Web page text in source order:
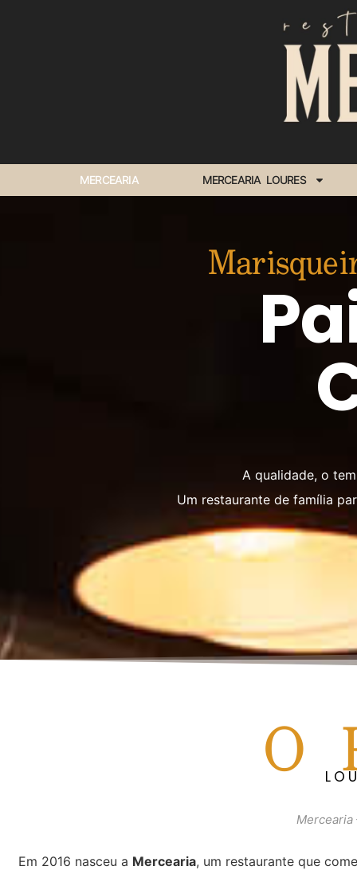
MERCEARIA MERCEARIA LOURES
A qualidade, o
Um restaurante de família
O
Mercearia
Em 2016 nasceu a Mercearia, um restaurante que